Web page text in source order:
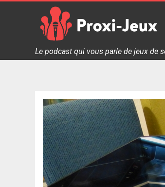
Proxi Jeux - Le podcast qui vous
Le podcast qui vous parle de jeux de